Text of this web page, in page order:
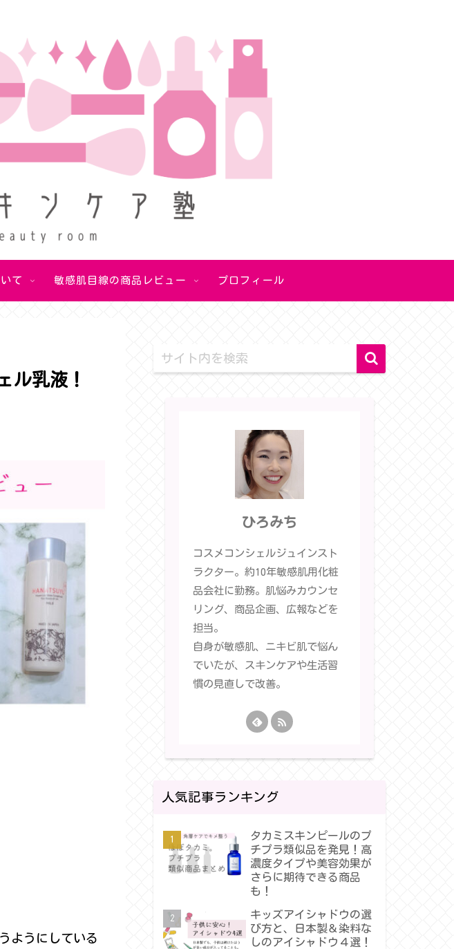
て 敏感肌目線の商品レビュー プロフィール
ル乳液！
ようにしている
ひろみち
コスメコンシェルジュインスト
ラクター。約10年敏感肌用化粧
品会社に勤務。肌悩みカウンセ
リング、商品企画、広報などを
担当。
自身が敏感肌、ニキビ肌で悩ん
でいたが、スキンケアや生活習
慣の見直しで改善。
人気記事ランキング
タカミスキンピールのプ
チプラ類似品を発見！高
濃度タイプや美容効果が
さらに期待できる商品
も！
キッズアイシャドウの選
び方と、日本製＆染料な
しのアイシャドウ４選！